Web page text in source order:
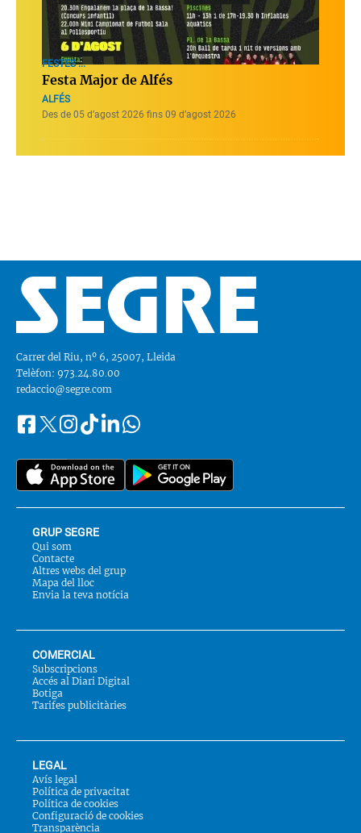
FESTES ...
Festa Major de Alfés
ALFÉS
Des de 05 d’agost 2026 fins 09 d’agost 2026
Carrer del Riu, nº 6, 25007, Lleida
Telèfon: 973.24.80.00
redaccio@segre.com
Segueix-
a::
FacebookInstagram
TiktokLinkedinWhatsapp
GRUP SEGRE
Qui som
Contacte
Altres webs del grup
Mapa del lloc
Envia la teva notícia
COMERCIAL
Subscripcions
Accés al Diari Digital
Botiga
Tarifes publicitàries
LEGAL
Avís legal
Política de privacitat
Política de cookies
Configuració de cookies
Transparència